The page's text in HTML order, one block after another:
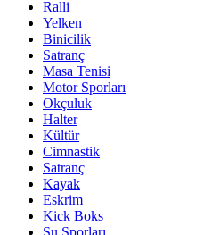
Ralli
Yelken
Binicilik
Satranç
Masa Tenisi
Motor Sporları
Okçuluk
Halter
Kültür
Cimnastik
Satranç
Kayak
Eskrim
Kick Boks
Su Sporları